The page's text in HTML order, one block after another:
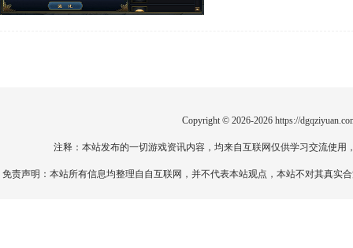
Copyright © 2026-2026 https://
注释：本站发布的一切游戏资讯内容，均来自互联网仅供学习交流使
免责声明：本站所有信息均整理自自互联网，并不代表本站观点，本站不对其真实